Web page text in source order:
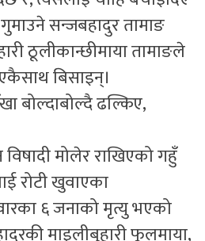
गुमाउने सन्जबहादुर तामाङ
ठूलीकान्छीमाया तामाङले
बिसाइन्।
बोल्दाबोल्दै ढल्किए,
मोलेर राखिएको गहुँ
रोटी खुवाएका
६ जनाको मृत्यु भएको
माइलीबुहारी फूलमाया,